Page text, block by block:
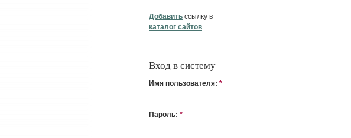
Добавить ссылку в
каталог сайтов
Вход в систему
Имя пользователя: *
Пароль: *